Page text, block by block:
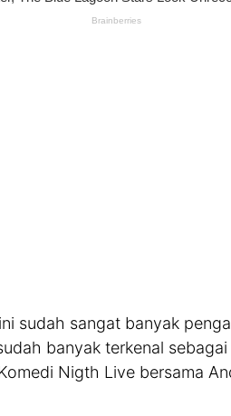
sudah sangat banyak
banyak terkenal
Nigth Live bersama